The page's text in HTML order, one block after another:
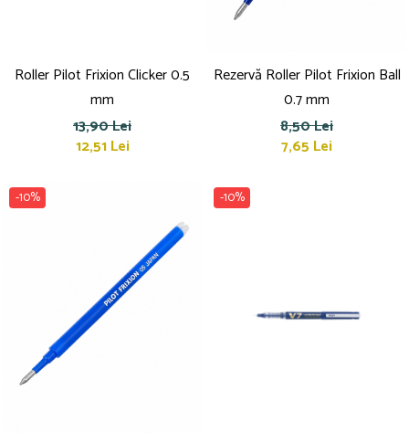
Roller Pilot Frixion Clicker 0.5
mm
13,90 Lei
12,51 Lei
Rezervă Roller Pilot Frixion Ball
0.7 mm
8,50 Lei
7,65 Lei
-10% -10%